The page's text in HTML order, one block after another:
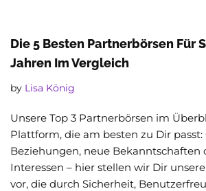
Die 5 Besten Partnerbörsen Für
Jahren Im Vergleich
by Lisa König
Unsere Top 3 Partnerbörsen im
Plattform, die am besten zu Dir
Beziehungen, neue Bekanntschaften
Interessen – hier stellen wir Dir
vor, die durch Sicherheit,